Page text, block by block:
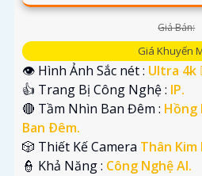
Giá Bán:
Giá Khuyến
👁 Hình Ảnh Sắc nét : Ultra 4k
👍 Trang Bị Công Nghệ : IP.
🔴 Tầm Nhìn Ban Đêm : Hồng
Ban Ðêm.
🎲 Thiết Kế Camera Thân Kim
️👮 Khả Năng : Công Nghệ AI.